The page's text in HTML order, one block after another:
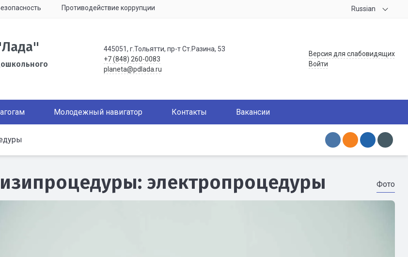
Противодействие коррупции Russian
445051, г.Тольятти, пр-т Ст.Разина, 53
+7 (848) 260-0083
planeta@pdlada.ru
Версия для слабовидящих
Войти
Молодежный навигатор Контакты Вакансии
электропроцедуры Фото